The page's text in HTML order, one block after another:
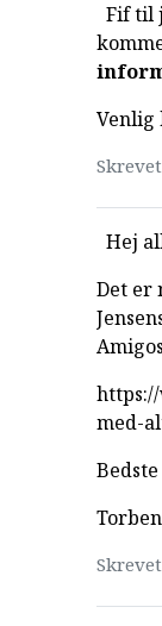
Fif til
Venlig
Hej
Det er
med-